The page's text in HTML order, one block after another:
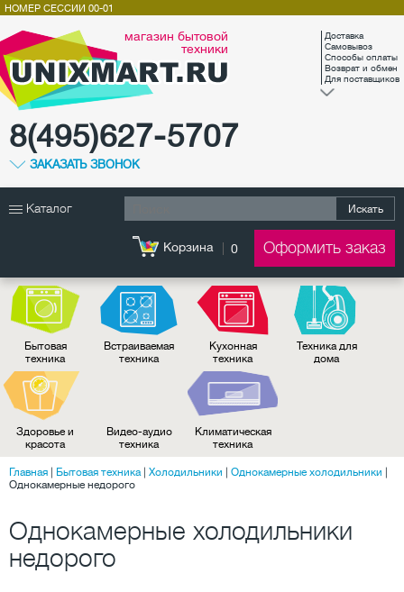
магазин бытовой
техники
8(495)627-5707
ЗАКАЗАТЬ ЗВОНОК
Доставка
Самовывоз
Способы оплаты
Возврат и обмен
Для поставщиков
НОМЕР СЕССИИ 00-01
Каталог Искать
Корзина 0 Оформить заказ
Бытовая
техника
Встраиваемая
техника
Кухонная
техника
Техника для
дома
Здоровье и
красота
Видео-аудио
техника
Климатическая
техника
Главная Бытовая техника| Холодильники Однокамерные холодильники
Однокамерные недорого
Однокамерные холодильники
недорого